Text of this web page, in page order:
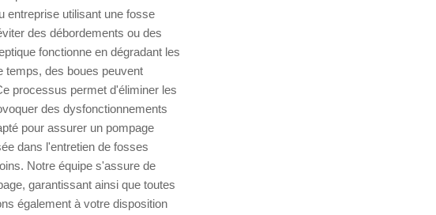
entreprise utilisant une fosse
des débordements ou des
fonctionne en dégradant les
temps, des boues peuvent
processus permet d'éliminer les
des dysfonctionnements
pour assurer un pompage
dans l'entretien de fosses
Notre équipe s'assure de
garantissant ainsi que toutes
également à votre disposition